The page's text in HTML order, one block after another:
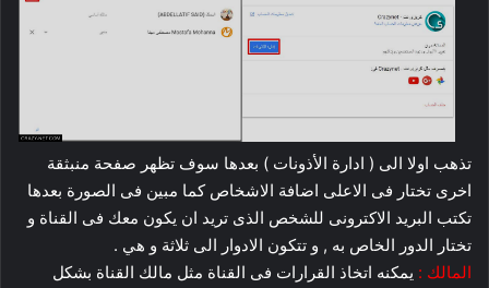
تذهب اولا الى ( ادارة الأذونات ) بعدها سوف تظهر صفحة منبثقة
اخرى تختار فى الاعلى اضافة الاشخاص كما مبين فى الصورة بعدها
تكتب البريد الاكترونى للشخص الذى تريد ان يكون معك فى القناة و
تختار الدور الخاص به , و تتكون الادوار الى ثلاثة و هي .
المالك : يمكنه اتخاذ القرارات فى القناة مثل مالك القناة بشكل